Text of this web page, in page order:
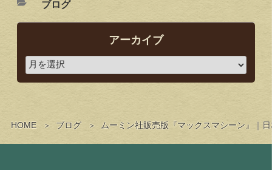
HOME ブログ ムーミン社販売版『マックスマシーン』｜
ブログ
アーカイブ